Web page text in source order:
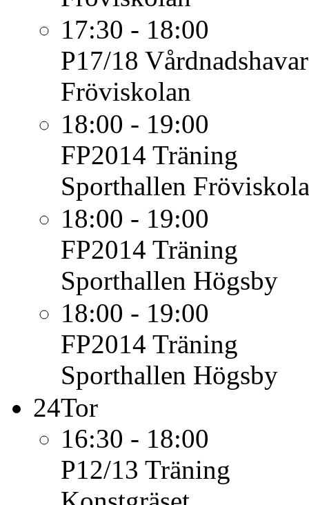
17:30 - 18:00
P17/18
Fröviskolan
18:00 - 19:00
FP2014 Träning
Sporthallen
18:00 - 19:00
FP2014 Träning
Sporthallen Högsby
18:00 - 19:00
FP2014 Träning
Sporthallen Högsby
24Tor
16:30 - 18:00
P12/13 Träning